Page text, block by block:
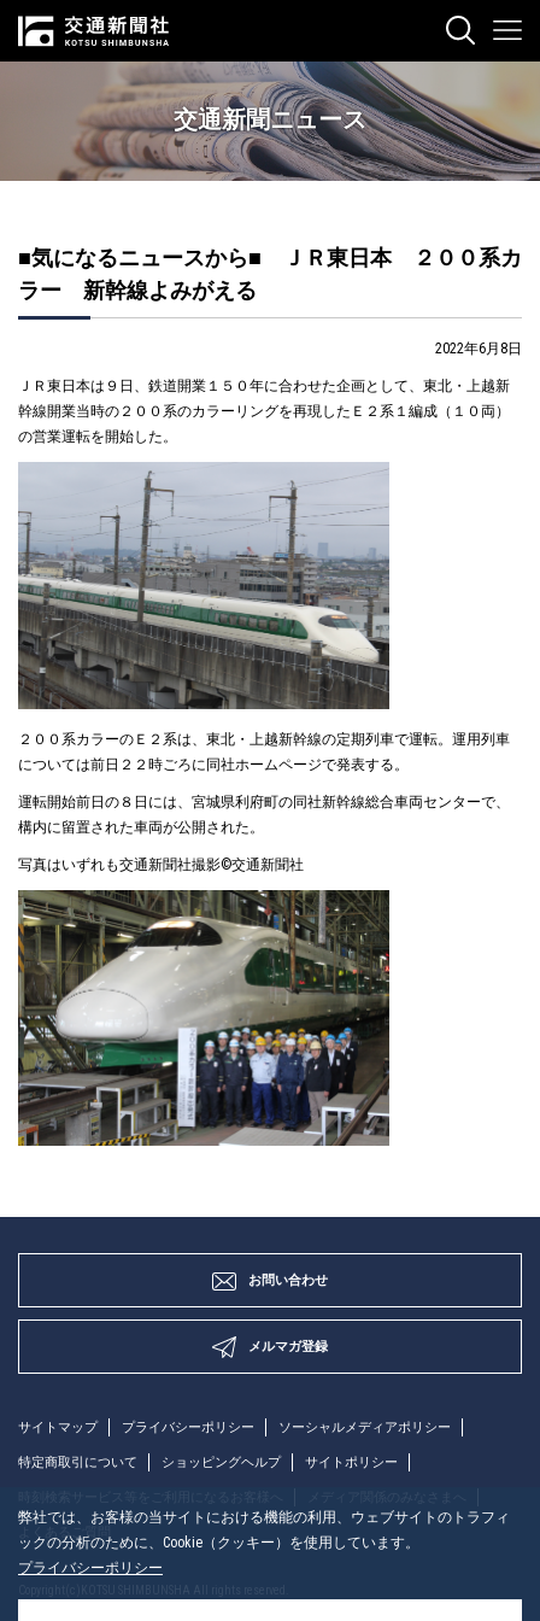
交通新聞ニュース
■気になるニュースから■ ＪＲ東日本 ２００系カ
ラー 新幹線よみがえる
2022年6月8日
ＪＲ東日本は９日、鉄道開業１５０年に合わせた企画として、東北・上越新
幹線開業当時の２００系のカラーリングを再現したＥ２系１編成（１０両）
の営業運転を開始した。
２００系カラーのＥ２系は、東北・上越新幹線の定期列車で運転。運用列車
については前日２２時ごろに同社ホームページで発表する。
運転開始前日の８日には、宮城県利府町の同社新幹線総合車両センターで、
構内に留置された車両が公開された。
写真はいずれも交通新聞社撮影©交通新聞社
お問い合わせ
メルマガ登録
サイトマップ プライバシーポリシー ソーシャルメディアポリシー
特定商取引について ショッピングヘルプ サイトポリシー
よくあるご質問
弊社では、お客様の当サイトにおける機能の利用、ウェブサイトのトラフィ
ックの分析のために、Cookie（クッキー）を使用しています。
プライバシーポリシー